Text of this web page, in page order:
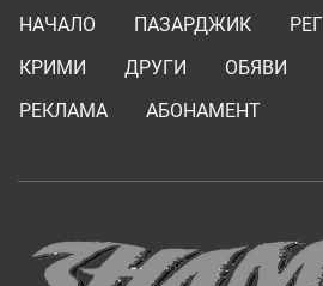
НАЧАЛО ПАЗАРДЖИК
КРИМИ
ДРУГИ ОБЯВИ
РЕКЛАМА
АБОНАМЕНТ